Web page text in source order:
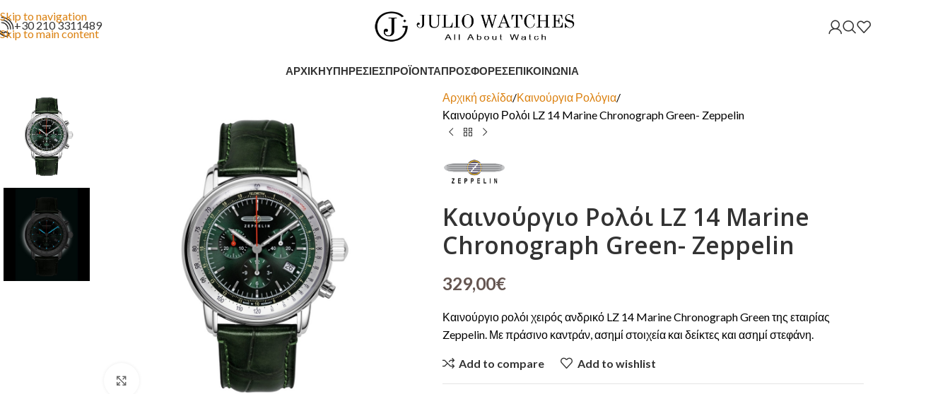
Skip to navigation
Skip to main content
+30 210 3311489
ΑΡΧΙΚΉΥΠΗΡΕΣΊΕΣΠΡΟΪΌΝΤΑΠΡΟΣΦΟΡΈΣΕΠΙΚΟΙΝΩΝΊΑ
Αρχική σελίδα Καινούργια Ρολόγια
Καινούργιο Ρολόι LZ 14 Marine Chronograph Green- Zeppelin
Καινούργιο Ρολόι LZ 14 Marine
Chronograph Green- Zeppelin
329,00€
Καινούργιο ρολόι χειρός ανδρικό LZ 14 Marine Chronograph Green της εταιρίας
Zeppelin. Με πράσινο καντράν, ασημί στοιχεία και δείκτες και ασημί στεφάνη.
Add to compare Add to wishlist